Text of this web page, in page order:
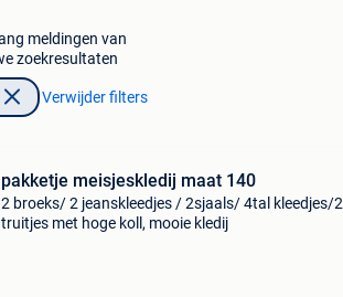
meldingen van
zoekresultaten
Verwijder filters
pakketje meisjeskledij maat 140
2 broeks/ 2 jeanskleedjes / 2sjaals/ 4tal kleedjes/2
truitjes met hoge koll, mooie kledij